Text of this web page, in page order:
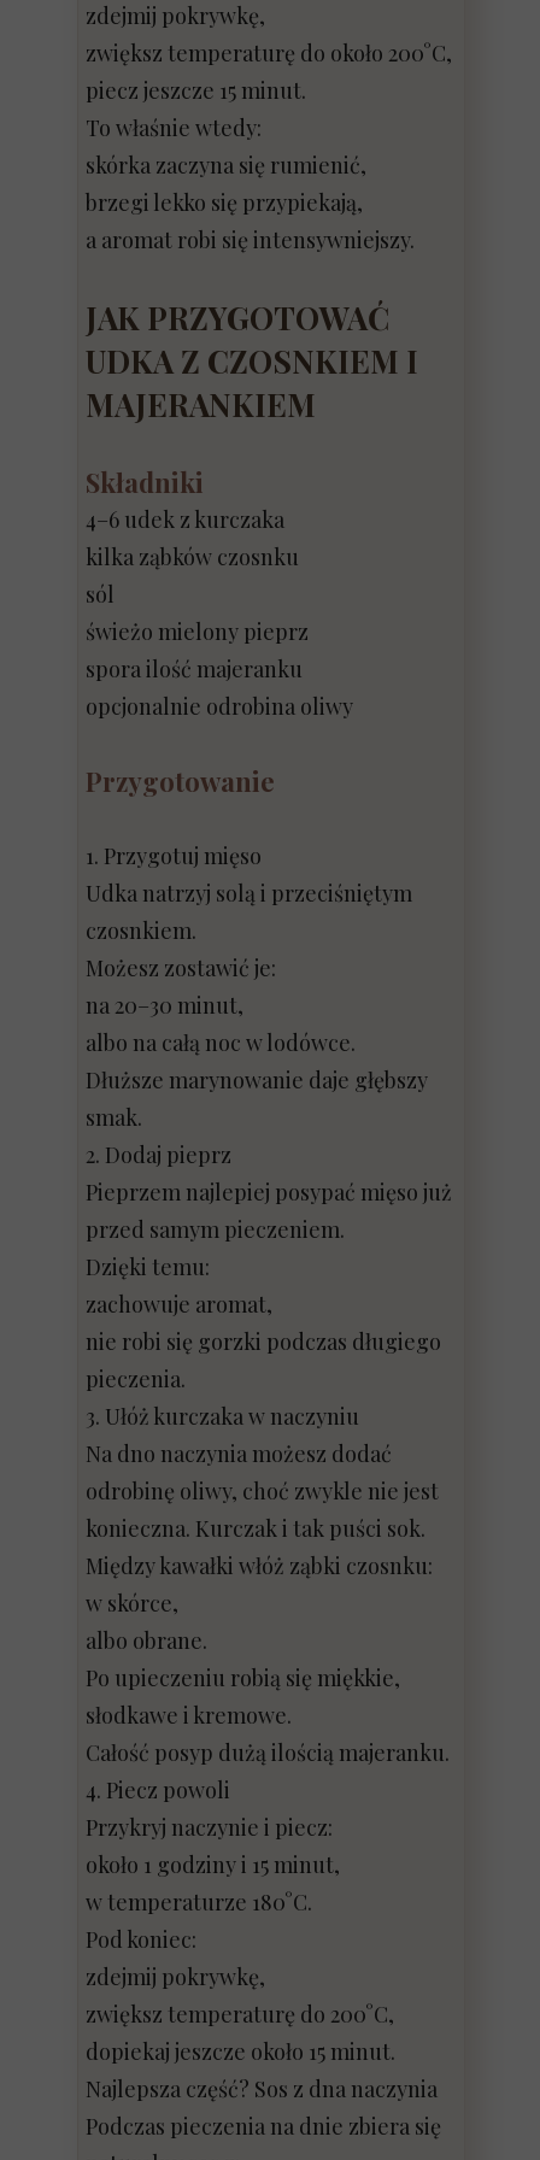
zdejmij pokrywkę,
zwiększ temperaturę do około 200°C,
piecz jeszcze 15 minut.
To właśnie wtedy:
skórka zaczyna się rumienić,
brzegi lekko się przypiekają,
a aromat robi się intensywniejszy.
JAK PRZYGOTOWAĆ
UDKA Z CZOSNKIEM I
MAJERANKIEM
Składniki
4–6 udek z kurczaka
kilka ząbków czosnku
sól
świeżo mielony pieprz
spora ilość majeranku
opcjonalnie odrobina oliwy
Przygotowanie
1. Przygotuj mięso
Udka natrzyj solą i przeciśniętym
czosnkiem.
Możesz zostawić je:
na 20–30 minut,
albo na całą noc w lodówce.
Dłuższe marynowanie daje głębszy
smak.
2. Dodaj pieprz
Pieprzem najlepiej posypać mięso już
przed samym pieczeniem.
Dzięki temu:
zachowuje aromat,
nie robi się gorzki podczas długiego
pieczenia.
3. Ułóż kurczaka w naczyniu
Na dno naczynia możesz dodać
odrobinę oliwy, choć zwykle nie jest
konieczna. Kurczak i tak puści sok.
Między kawałki włóż ząbki czosnku:
w skórce,
albo obrane.
Po upieczeniu robią się miękkie,
słodkawe i kremowe.
Całość posyp dużą ilością majeranku.
4. Piecz powoli
Przykryj naczynie i piecz:
około 1 godziny i 15 minut,
w temperaturze 180°C.
Pod koniec:
zdejmij pokrywkę,
zwiększ temperaturę do 200°C,
dopiekaj jeszcze około 15 minut.
Najlepsza część? Sos z dna naczynia
Podczas pieczenia na dnie zbiera się